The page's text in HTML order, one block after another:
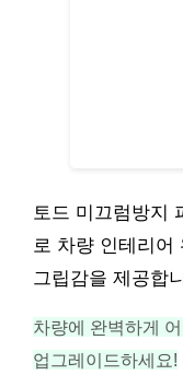
토드 미끄럼방지
로 차량 인테리
그립감을 제공합
차량에 완벽하게
업그레이드하세요!